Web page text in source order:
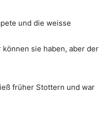
und die weisse
können sie haben, aber der
früher Stottern und war